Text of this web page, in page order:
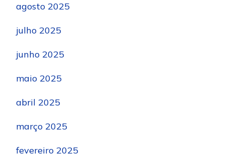
agosto 2025
julho 2025
junho 2025
maio 2025
abril 2025
março 2025
fevereiro 2025